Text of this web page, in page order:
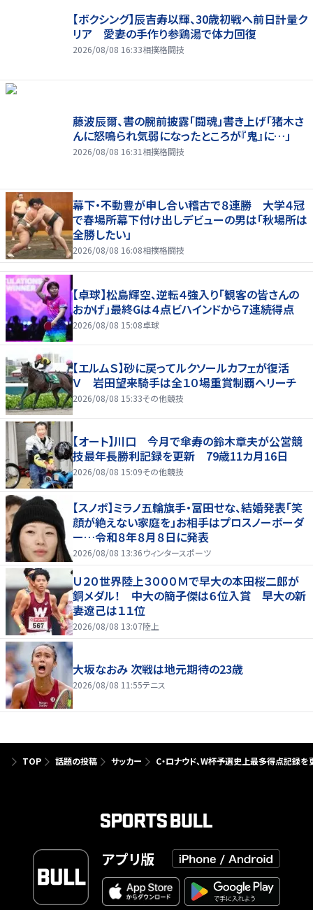
【ボクシング】辰吉寿以輝、30歳初戦へ前日計量ク
リア 愛妻の手作り参鶏湯で体力回復
2026/08/08 16:33相撲格闘技
藤波辰爾、書の腕前披露「闘魂」書き上げ「猪木さ
んに怒鳴られ気弱になったところが『鬼』に…」
2026/08/08 16:31 相撲格闘技
幕下・不動豊が申し合い稽古で８連勝 大学４冠
で春場所幕下付け出しデビューの男は「秋場所は
全勝したい」
2026/08/08 16:08相撲格闘技
【卓球】松島輝空、逆転４強入り「観客の皆さんの
おかげ」最終Gは４点ビハインドから７連続得点
2026/08/08 15:08卓球
【エルムＳ】砂に戻ってルクソールカフェが復活
Ｖ 岩田望来騎手は全１０場重賞制覇へリーチ
2026/08/08 15:33その他競技
【オート】川口 今月で傘寿の鈴木章夫が公営競
技最年長勝利記録を更新 79歳11カ月16日
2026/08/08 15:09その他競技
【スノボ】ミラノ五輪旗手・冨田せな、結婚発表「笑
顔が絶えない家庭を」お相手はプロスノーボーダ
ー…令和８年８月８日に発表
2026/08/08 13:36ウィンタースポーツ
Ｕ２０世界陸上３０００Ｍで早大の本田桜二郎が
銅メダル！ 中大の簡子傑は６位入賞 早大の新
妻遼己は１１位
2026/08/08 13:07陸上
大坂なおみ 次戦は地元期待の23歳
2026/08/08 11:55テニス
TOP 話題の投稿 サッカー C・ロナウド、W杯予選史上最多得点記録を
アプリ版